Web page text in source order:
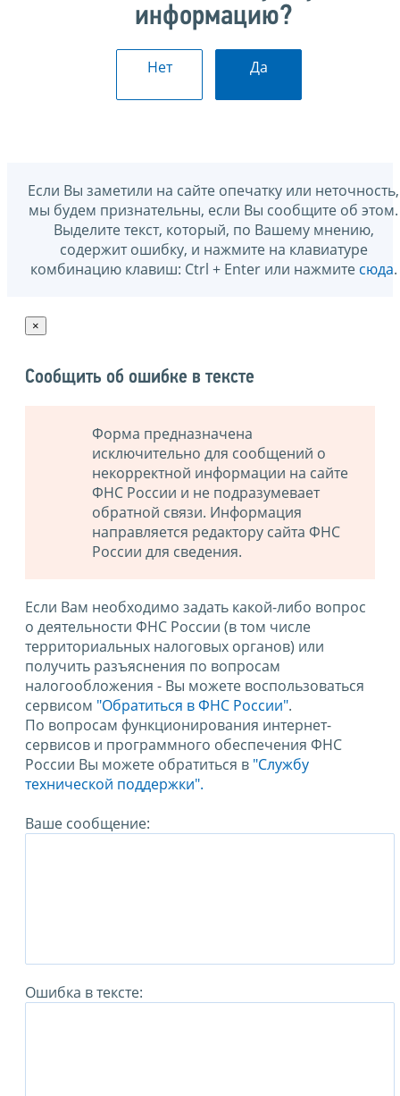
информацию?
Нет Да
Если Вы заметили на сайте опечатку или неточность,
мы будем признательны, если Вы сообщите об этом.
Выделите текст, который, по Вашему мнению,
содержит ошибку, и нажмите на клавиатуре
комбинацию клавиш: Ctrl + Enter или нажмите сюда.
×
Сообщить об ошибке в тексте
Форма предназначена
исключительно для сообщений о
некорректной информации на сайте
ФНС России и не подразумевает
обратной связи. Информация
направляется редактору сайта ФНС
России для сведения.
Если Вам необходимо задать какой-либо вопрос
о деятельности ФНС России (в том числе
территориальных налоговых органов) или
получить разъяснения по вопросам
налогообложения - Вы можете воспользоваться
сервисом "Обратиться в ФНС России".
По вопросам функционирования интернет-
сервисов и программного обеспечения ФНС
России Вы можете обратиться в "Службу
технической поддержки".
Ваше сообщение:
Ошибка в тексте: